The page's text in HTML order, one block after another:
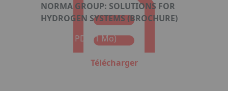
NORMA GROUP: SOLUTIONS FOR
HYDROGEN SYSTEMS (BROCHURE)
Format : PDF (1 Mo)
Télécharger